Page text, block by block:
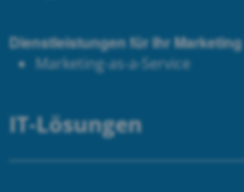
Dienstleistungen für Ihr Marketing
Marketing-as-a-Service
IT-Lösungen